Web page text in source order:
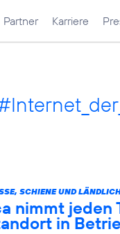
Partner Karriere
SCHIENE UND
nimmt jeden
in